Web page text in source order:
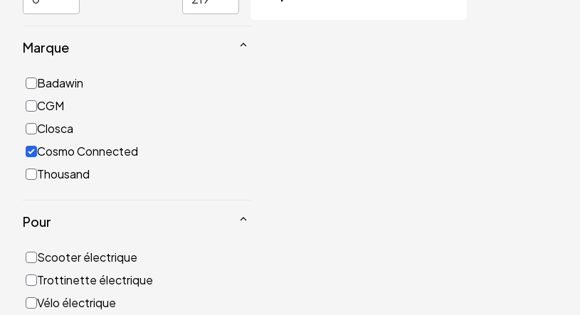
Marque
Badawin
CGM
Closca
Cosmo Connected
Thousand
Pour
Scooter électrique
Trottinette électrique
Vélo électrique